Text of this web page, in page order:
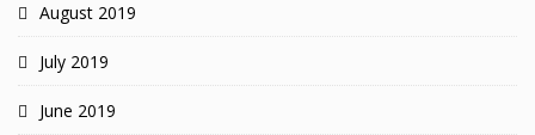
August 2019
July 2019
June 2019